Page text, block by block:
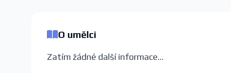
O umělci
Zatím žádné další informace...